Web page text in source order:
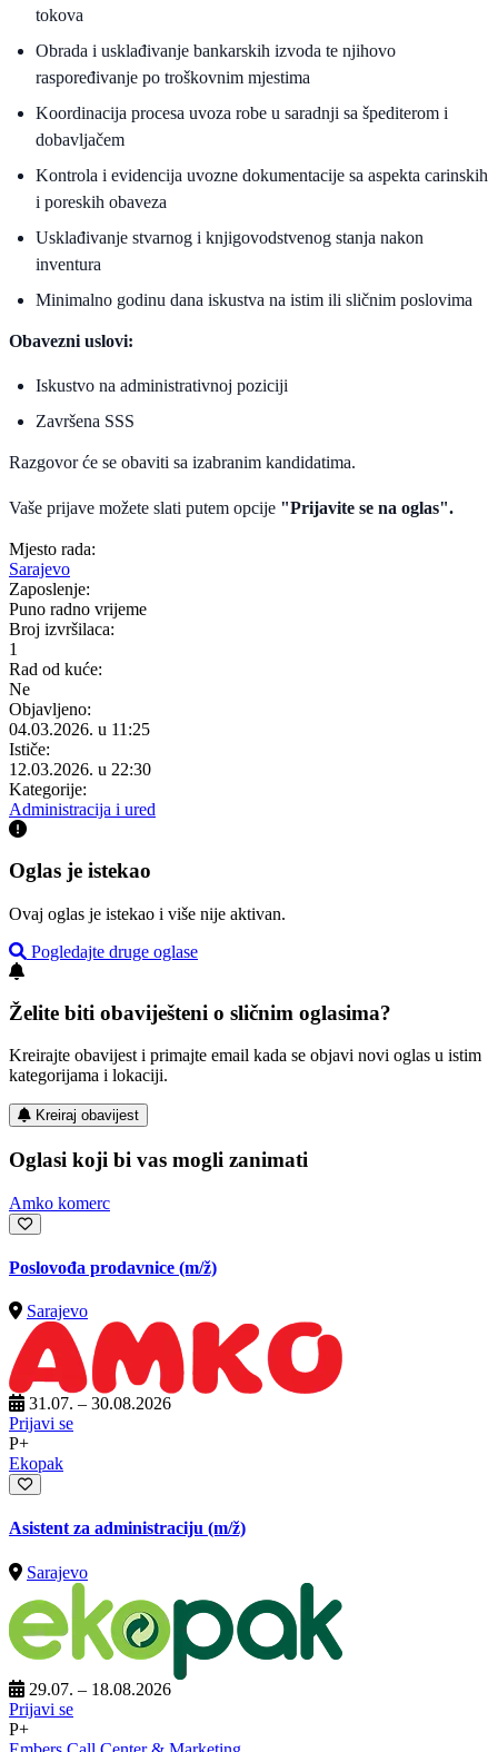
tokova
Obrada i usklađivanje bankarskih izvoda te njihovo
raspoređivanje po troškovnim mjestima
Koordinacija procesa uvoza robe u saradnji sa špediterom i
dobavljačem
Kontrola i evidencija uvozne dokumentacije sa aspekta carinskih
i poreskih obaveza
Usklađivanje stvarnog i knjigovodstvenog stanja nakon
inventura
Minimalno godinu dana iskustva na istim ili sličnim poslovima
Obavezni uslovi:
Iskustvo na administrativnoj poziciji
Završena SSS
Razgovor će se obaviti sa izabranim kandidatima.
Vaše prijave možete slati putem opcije "Prijavite se na oglas".
Mjesto rada:
Sarajevo
Zaposlenje:
Puno radno vrijeme
Broj izvršilaca:
1
Rad od kuće:
Ne
Objavljeno:
04.03.2026. u 11:25
Ističe:
12.03.2026. u 22:30
Kategorije:
Administracija i ured
Oglas je istekao
Ovaj oglas je istekao i više nije aktivan.
Pogledajte druge oglase
Želite biti obaviješteni o sličnim oglasima?
Kreirajte obavijest i primajte email kada se objavi novi oglas u istim
kategorijama i lokaciji.
Kreiraj obavijest
Oglasi koji bi vas mogli zanimati
Amko komerc
Poslovođa prodavnice (m/ž)
Sarajevo
31.07. – 30.08.2026
Prijavi se
P+
Ekopak
Asistent za administraciju (m/ž)
Sarajevo
29.07. – 18.08.2026
Prijavi se
P+